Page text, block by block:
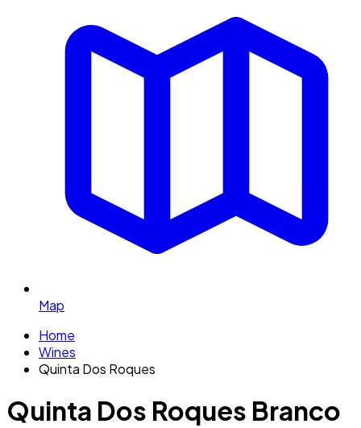
Map
Home
Wines
Quinta Dos Roques
Quinta Dos Roques Branco